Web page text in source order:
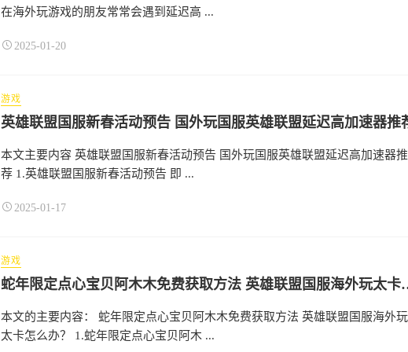
在海外玩游戏的朋友常常会遇到延迟高 ...
2025-01-20
游戏
英雄联盟国服新春活动预告 国外玩国服英雄联盟延迟高加速器推
本文主要内容 英雄联盟国服新春活动预告 国外玩国服英雄联盟延迟高加速器推
荐 1.英雄联盟国服新春活动预告 即 ...
2025-01-17
游戏
蛇年限定点心宝贝阿木木
本文的主要内容： 蛇年限定点心宝贝阿木木免费获取方法 英雄联盟国服海外玩
太卡怎么办？ 1.蛇年限定点心宝贝阿木 ...